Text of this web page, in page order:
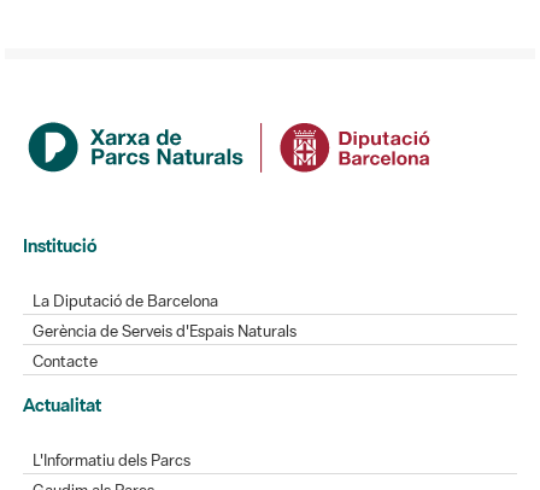
Institució
La Diputació de Barcelona
Gerència de Serveis d'Espais Naturals
Contacte
Actualitat
L'Informatiu dels Parcs